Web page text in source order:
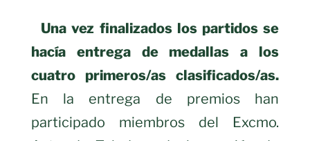
Una vez finalizados los partidos se
hacía entrega de medallas a los
cuatro primeros/as clasificados/as.
En la entrega de premios han
participado miembros del Excmo.